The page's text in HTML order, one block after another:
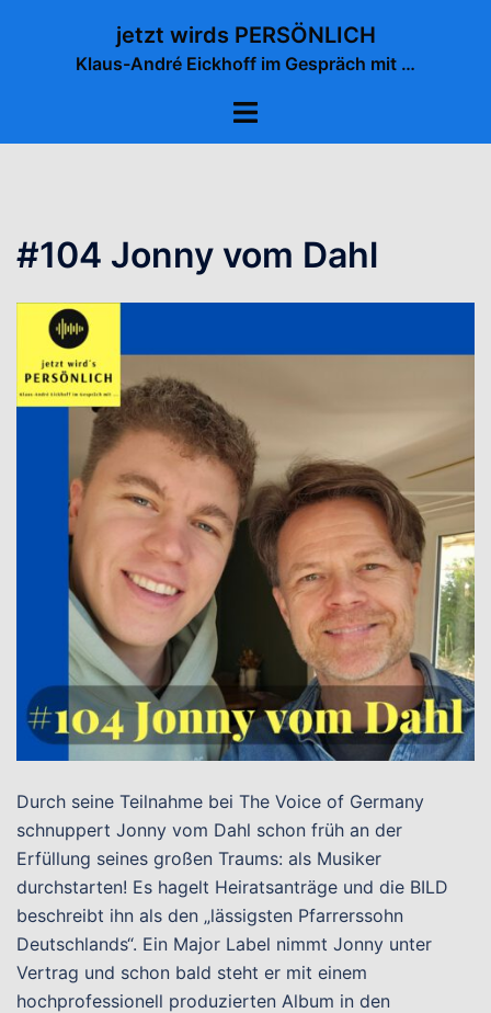
jetzt wirds PERSÖNLICH
Klaus-André Eickhoff im Gespräch mit …
Menü
#104 Jonny vom Dahl
Durch seine Teilnahme bei The Voice of Germany
schnuppert Jonny vom Dahl schon früh an der
Erfüllung seines großen Traums: als Musiker
durchstarten! Es hagelt Heiratsanträge und die BILD
beschreibt ihn als den „lässigsten Pfarrerssohn
Deutschlands“. Ein Major Label nimmt Jonny unter
Vertrag und schon bald steht er mit einem
hochprofessionell produzierten Album in den